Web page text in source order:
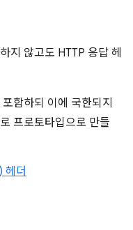
지 않고도 HTTP 응답 헤
함하되 이에 국한되지
프로토타입으로 만들
헤더